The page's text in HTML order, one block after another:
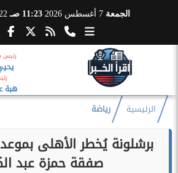
الجمعة 7 أغسطس 2026 11:23 صـ 22 صفر 1448
رئيس
هبة
الرئيسية رياضة
برشلونة يُخطر الأهلى
صفقة حمزة عبد